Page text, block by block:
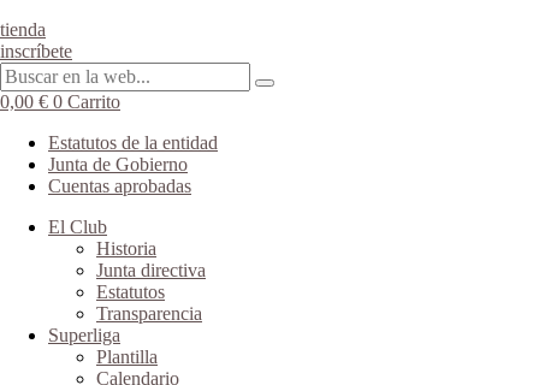
tienda
inscríbete
0,00 € 0 Carrito
Estatutos de la entidad
Junta de Gobierno
Cuentas aprobadas
El Club
Historia
Junta directiva
Estatutos
Transparencia
Superliga
Plantilla
Calendario